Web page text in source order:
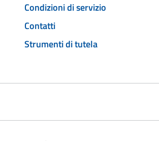
Condizioni di servizio
Contatti
Strumenti di tutela